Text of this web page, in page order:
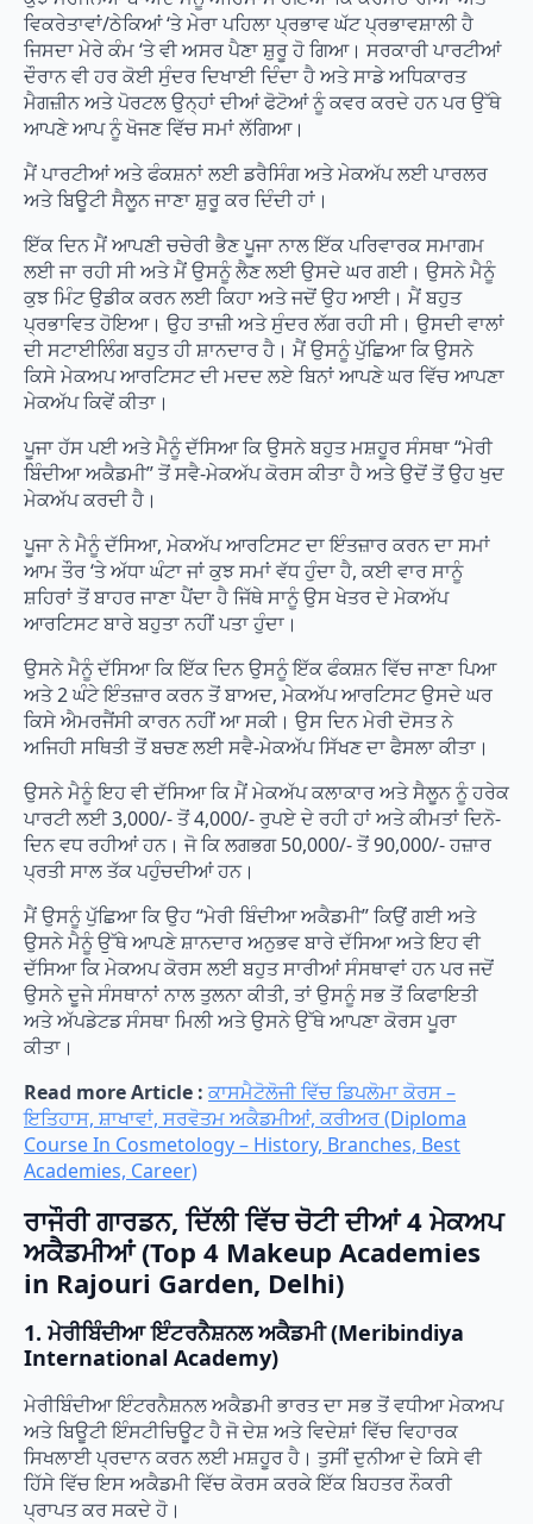
ਵਿਕਰੇਤਾਵਾਂ/ਠੇਕਿਆਂ ‘ਤੇ ਮੇਰਾ ਪਹਿਲਾ ਪ੍ਰਭਾਵ ਘੱਟ ਪ੍ਰਭਾਵਸ਼ਾਲੀ ਹੈ
ਜਿਸਦਾ ਮੇਰੇ ਕੰਮ ‘ਤੇ ਵੀ ਅਸਰ ਪੈਣਾ ਸ਼ੁਰੂ ਹੋ ਗਿਆ। ਸਰਕਾਰੀ ਪਾਰਟੀਆਂ
ਦੌਰਾਨ ਵੀ ਹਰ ਕੋਈ ਸੁੰਦਰ ਦਿਖਾਈ ਦਿੰਦਾ ਹੈ ਅਤੇ ਸਾਡੇ ਅਧਿਕਾਰਤ
ਮੈਗਜ਼ੀਨ ਅਤੇ ਪੋਰਟਲ ਉਨ੍ਹਾਂ ਦੀਆਂ ਫੋਟੋਆਂ ਨੂੰ ਕਵਰ ਕਰਦੇ ਹਨ ਪਰ ਉੱਥੇ
ਆਪਣੇ ਆਪ ਨੂੰ ਖੋਜਣ ਵਿੱਚ ਸਮਾਂ ਲੱਗਿਆ।
ਮੈਂ ਪਾਰਟੀਆਂ ਅਤੇ ਫੰਕਸ਼ਨਾਂ ਲਈ ਡਰੈਸਿੰਗ ਅਤੇ ਮੇਕਅੱਪ ਲਈ ਪਾਰਲਰ
ਅਤੇ ਬਿਊਟੀ ਸੈਲੂਨ ਜਾਣਾ ਸ਼ੁਰੂ ਕਰ ਦਿੰਦੀ ਹਾਂ।
ਇੱਕ ਦਿਨ ਮੈਂ ਆਪਣੀ ਚਚੇਰੀ ਭੈਣ ਪੂਜਾ ਨਾਲ ਇੱਕ ਪਰਿਵਾਰਕ ਸਮਾਗਮ
ਲਈ ਜਾ ਰਹੀ ਸੀ ਅਤੇ ਮੈਂ ਉਸਨੂੰ ਲੈਣ ਲਈ ਉਸਦੇ ਘਰ ਗਈ। ਉਸਨੇ ਮੈਨੂੰ
ਕੁਝ ਮਿੰਟ ਉਡੀਕ ਕਰਨ ਲਈ ਕਿਹਾ ਅਤੇ ਜਦੋਂ ਉਹ ਆਈ। ਮੈਂ ਬਹੁਤ
ਪ੍ਰਭਾਵਿਤ ਹੋਇਆ। ਉਹ ਤਾਜ਼ੀ ਅਤੇ ਸੁੰਦਰ ਲੱਗ ਰਹੀ ਸੀ। ਉਸਦੀ ਵਾਲਾਂ
ਦੀ ਸਟਾਈਲਿੰਗ ਬਹੁਤ ਹੀ ਸ਼ਾਨਦਾਰ ਹੈ। ਮੈਂ ਉਸਨੂੰ ਪੁੱਛਿਆ ਕਿ ਉਸਨੇ
ਕਿਸੇ ਮੇਕਅਪ ਆਰਟਿਸਟ ਦੀ ਮਦਦ ਲਏ ਬਿਨਾਂ ਆਪਣੇ ਘਰ ਵਿੱਚ ਆਪਣਾ
ਮੇਕਅੱਪ ਕਿਵੇਂ ਕੀਤਾ।
ਪੂਜਾ ਹੱਸ ਪਈ ਅਤੇ ਮੈਨੂੰ ਦੱਸਿਆ ਕਿ ਉਸਨੇ ਬਹੁਤ ਮਸ਼ਹੂਰ ਸੰਸਥਾ “ਮੇਰੀ
ਬਿੰਦੀਆ ਅਕੈਡਮੀ” ਤੋਂ ਸਵੈ-ਮੇਕਅੱਪ ਕੋਰਸ ਕੀਤਾ ਹੈ ਅਤੇ ਉਦੋਂ ਤੋਂ ਉਹ ਖੁਦ
ਮੇਕਅੱਪ ਕਰਦੀ ਹੈ।
ਪੂਜਾ ਨੇ ਮੈਨੂੰ ਦੱਸਿਆ, ਮੇਕਅੱਪ ਆਰਟਿਸਟ ਦਾ ਇੰਤਜ਼ਾਰ ਕਰਨ ਦਾ ਸਮਾਂ
ਆਮ ਤੌਰ ‘ਤੇ ਅੱਧਾ ਘੰਟਾ ਜਾਂ ਕੁਝ ਸਮਾਂ ਵੱਧ ਹੁੰਦਾ ਹੈ, ਕਈ ਵਾਰ ਸਾਨੂੰ
ਸ਼ਹਿਰਾਂ ਤੋਂ ਬਾਹਰ ਜਾਣਾ ਪੈਂਦਾ ਹੈ ਜਿੱਥੇ ਸਾਨੂੰ ਉਸ ਖੇਤਰ ਦੇ ਮੇਕਅੱਪ
ਆਰਟਿਸਟ ਬਾਰੇ ਬਹੁਤਾ ਨਹੀਂ ਪਤਾ ਹੁੰਦਾ।
ਉਸਨੇ ਮੈਨੂੰ ਦੱਸਿਆ ਕਿ ਇੱਕ ਦਿਨ ਉਸਨੂੰ ਇੱਕ ਫੰਕਸ਼ਨ ਵਿੱਚ ਜਾਣਾ ਪਿਆ
ਅਤੇ 2 ਘੰਟੇ ਇੰਤਜ਼ਾਰ ਕਰਨ ਤੋਂ ਬਾਅਦ, ਮੇਕਅੱਪ ਆਰਟਿਸਟ ਉਸਦੇ ਘਰ
ਕਿਸੇ ਐਮਰਜੈਂਸੀ ਕਾਰਨ ਨਹੀਂ ਆ ਸਕੀ। ਉਸ ਦਿਨ ਮੇਰੀ ਦੋਸਤ ਨੇ
ਅਜਿਹੀ ਸਥਿਤੀ ਤੋਂ ਬਚਣ ਲਈ ਸਵੈ-ਮੇਕਅੱਪ ਸਿੱਖਣ ਦਾ ਫੈਸਲਾ ਕੀਤਾ।
ਉਸਨੇ ਮੈਨੂੰ ਇਹ ਵੀ ਦੱਸਿਆ ਕਿ ਮੈਂ ਮੇਕਅੱਪ ਕਲਾਕਾਰ ਅਤੇ ਸੈਲੂਨ ਨੂੰ ਹਰੇਕ
ਪਾਰਟੀ ਲਈ 3,000/- ਤੋਂ 4,000/- ਰੁਪਏ ਦੇ ਰਹੀ ਹਾਂ ਅਤੇ ਕੀਮਤਾਂ ਦਿਨੋ-
ਦਿਨ ਵਧ ਰਹੀਆਂ ਹਨ। ਜੋ ਕਿ ਲਗਭਗ 50,000/- ਤੋਂ 90,000/- ਹਜ਼ਾਰ
ਪ੍ਰਤੀ ਸਾਲ ਤੱਕ ਪਹੁੰਚਦੀਆਂ ਹਨ।
ਮੈਂ ਉਸਨੂੰ ਪੁੱਛਿਆ ਕਿ ਉਹ “ਮੇਰੀ ਬਿੰਦੀਆ ਅਕੈਡਮੀ” ਕਿਉਂ ਗਈ ਅਤੇ
ਉਸਨੇ ਮੈਨੂੰ ਉੱਥੇ ਆਪਣੇ ਸ਼ਾਨਦਾਰ ਅਨੁਭਵ ਬਾਰੇ ਦੱਸਿਆ ਅਤੇ ਇਹ ਵੀ
ਦੱਸਿਆ ਕਿ ਮੇਕਅਪ ਕੋਰਸ ਲਈ ਬਹੁਤ ਸਾਰੀਆਂ ਸੰਸਥਾਵਾਂ ਹਨ ਪਰ ਜਦੋਂ
ਉਸਨੇ ਦੂਜੇ ਸੰਸਥਾਨਾਂ ਨਾਲ ਤੁਲਨਾ ਕੀਤੀ, ਤਾਂ ਉਸਨੂੰ ਸਭ ਤੋਂ ਕਿਫਾਇਤੀ
ਅਤੇ ਅੱਪਡੇਟਡ ਸੰਸਥਾ ਮਿਲੀ ਅਤੇ ਉਸਨੇ ਉੱਥੇ ਆਪਣਾ ਕੋਰਸ ਪੂਰਾ
ਕੀਤਾ।
Read more Article : ਕਾਸਮੈਟੋਲੋਜੀ ਵਿੱਚ ਡਿਪਲੋਮਾ ਕੋਰਸ –
ਇਤਿਹਾਸ, ਸ਼ਾਖਾਵਾਂ, ਸਰਵੋਤਮ ਅਕੈਡਮੀਆਂ, ਕਰੀਅਰ (Diploma
Course In Cosmetology – History, Branches, Best
Academies, Career)
ਰਾਜੌਰੀ ਗਾਰਡਨ, ਦਿੱਲੀ ਵਿੱਚ ਚੋਟੀ ਦੀਆਂ 4 ਮੇਕਅਪ
ਅਕੈਡਮੀਆਂ (Top 4 Makeup Academies
in Rajouri Garden, Delhi)
1. ਮੇਰੀਬਿੰਦੀਆ ਇੰਟਰਨੈਸ਼ਨਲ ਅਕੈਡਮੀ (Meribindiya
International Academy)
ਮੇਰੀਬਿੰਦੀਆ ਇੰਟਰਨੈਸ਼ਨਲ ਅਕੈਡਮੀ ਭਾਰਤ ਦਾ ਸਭ ਤੋਂ ਵਧੀਆ ਮੇਕਅਪ
ਅਤੇ ਬਿਊਟੀ ਇੰਸਟੀਚਿਊਟ ਹੈ ਜੋ ਦੇਸ਼ ਅਤੇ ਵਿਦੇਸ਼ਾਂ ਵਿੱਚ ਵਿਹਾਰਕ
ਸਿਖਲਾਈ ਪ੍ਰਦਾਨ ਕਰਨ ਲਈ ਮਸ਼ਹੂਰ ਹੈ। ਤੁਸੀਂ ਦੁਨੀਆ ਦੇ ਕਿਸੇ ਵੀ
ਹਿੱਸੇ ਵਿੱਚ ਇਸ ਅਕੈਡਮੀ ਵਿੱਚ ਕੋਰਸ ਕਰਕੇ ਇੱਕ ਬਿਹਤਰ ਨੌਕਰੀ
ਪ੍ਰਾਪਤ ਕਰ ਸਕਦੇ ਹੋ।